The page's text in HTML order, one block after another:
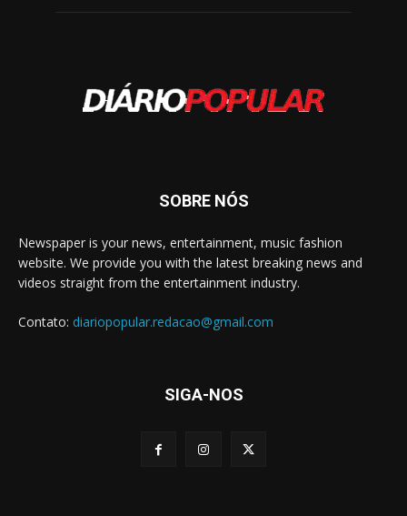
SOBRE NÓS
Newspaper is your news, entertainment, music fashion
website. We provide you with the latest breaking news and
videos straight from the entertainment industry.
Contato: diariopopular.redacao@gmail.com
SIGA-NOS